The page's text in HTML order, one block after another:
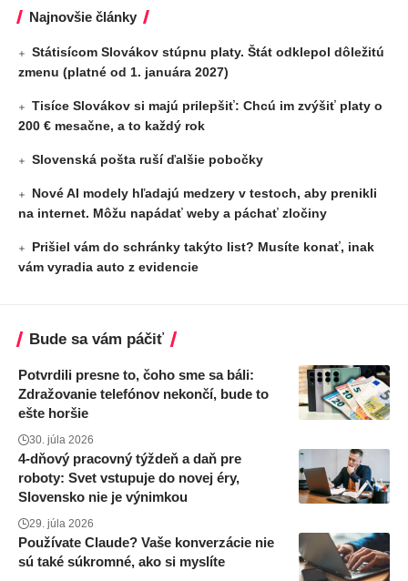
Najnovšie články
Státisícom Slovákov stúpnu platy. Štát odklepol dôležitú
zmenu (platné od 1. januára 2027)
Tisíce Slovákov si majú prilepšiť: Chcú im zvýšiť platy o
200 € mesačne, a to každý rok
Slovenská pošta ruší ďalšie pobočky
Nové AI modely hľadajú medzery v testoch, aby prenikli
na internet. Môžu napádať weby a páchať zločiny
Prišiel vám do schránky takýto list? Musíte konať, inak
vám vyradia auto z evidencie
Bude sa vám páčiť
Potvrdili presne to, čoho sme sa báli:
Zdražovanie telefónov nekončí, bude to
ešte horšie
30. júla 2026
4-dňový pracovný týždeň a daň pre
roboty: Svet vstupuje do novej éry,
Slovensko nie je výnimkou
29. júla 2026
Používate Claude? Vaše konverzácie nie
sú také súkromné, ako si myslíte